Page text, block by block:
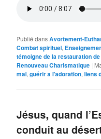
Publié dansAvortement-
Combat spirituel,
témoigne de la restauration
Renouveau Charismatique |
mal,guérir a l'adoration,liens
Jésus, quand
conduit au